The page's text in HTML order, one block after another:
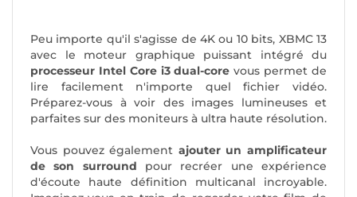
Peu importe qu'il s'agisse de 4K ou 10 bits, XBMC 13
avec le moteur graphique puissant intégré du
processeur Intel Core i3 dual-core vous permet de
lire facilement n'importe quel fichier vidéo.
Préparez-vous à voir des images lumineuses et
parfaites sur des moniteurs à ultra haute résolution.
Vous pouvez également ajouter un amplificateur
de son surround pour recréer une expérience
d'écoute haute définition multicanal incroyable.